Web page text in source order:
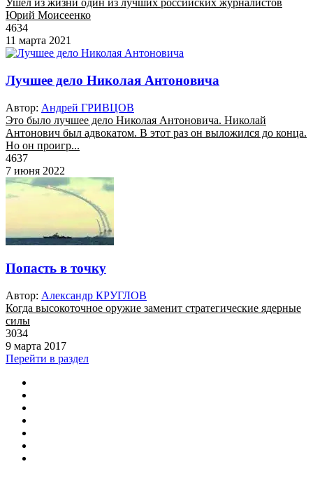
Ушел из жизни один из лучших российских журналистов
Юрий Моисеенко
4634
11 марта 2021
Лучшее дело Николая Антоновича
Автор: Андрей ГРИВЦОВ
Это было лучшее дело Николая Антоновича. Николай
Антонович был адвокатом. В этот раз он выложился до конца.
Но он проигр...
4637
7 июня 2022
Попасть в точку
Автор: Александр КРУГЛОВ
Когда высокоточное оружие заменит стратегические ядерные
силы
3034
9 марта 2017
Перейти в раздел